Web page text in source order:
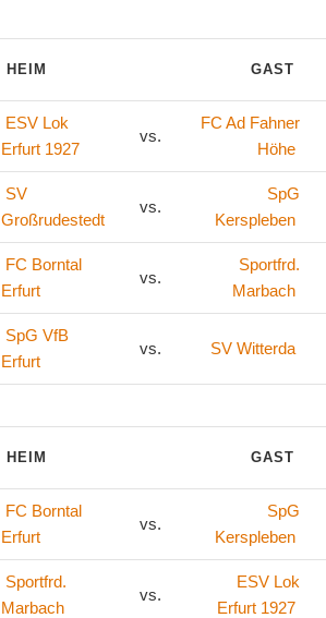
HEIM GAST
ESV Lok
Erfurt 1927
vs.
FC Ad Fahner
Höhe
SV
Großrudestedt
vs.
SpG
Kerspleben
FC Borntal
Erfurt
vs.
Sportfrd.
Marbach
SpG VfB
Erfurt
vs. SV Witterda
HEIM GAST
FC Borntal
Erfurt
vs.
SpG
Kerspleben
Sportfrd.
Marbach
vs.
ESV Lok
Erfurt 1927